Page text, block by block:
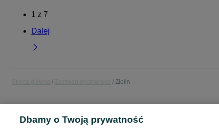
1 z 7
Dalej
Zielin
Dbamy o Twoją prywatność